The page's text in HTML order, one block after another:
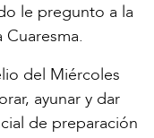
le pregunto a la
del Miércoles
ayunar y dar
de preparación